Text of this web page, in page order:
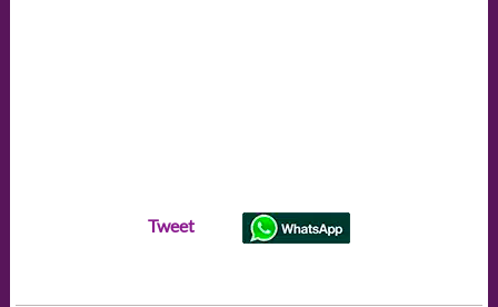
Tweet